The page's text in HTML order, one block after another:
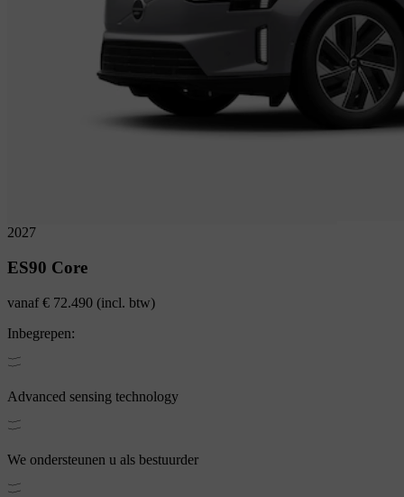
2027
ES90 Core
vanaf€ 72.490 (incl. btw)
Inbegrepen:
Advanced sensing technology
We ondersteunen u als bestuurder